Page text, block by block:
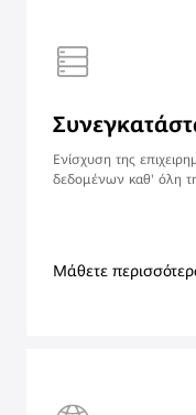
Ενίσχυση της
δεδομένων καθ' όλη
Μάθετε